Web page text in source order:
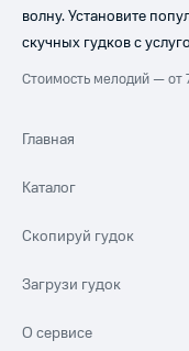
волну. Установите
скучных гудков с
Стоимость мелодий — от
Главная
Каталог
Скопируй гудок
Загрузи гудок
О сервисе